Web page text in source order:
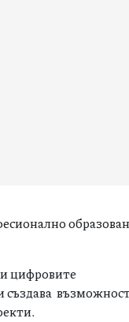
цифровите
създава